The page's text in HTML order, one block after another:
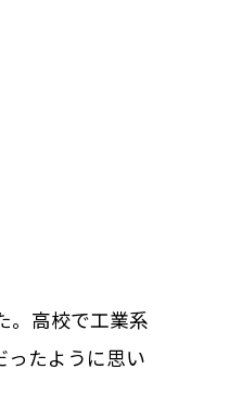
。高校で工業系
ったように思い